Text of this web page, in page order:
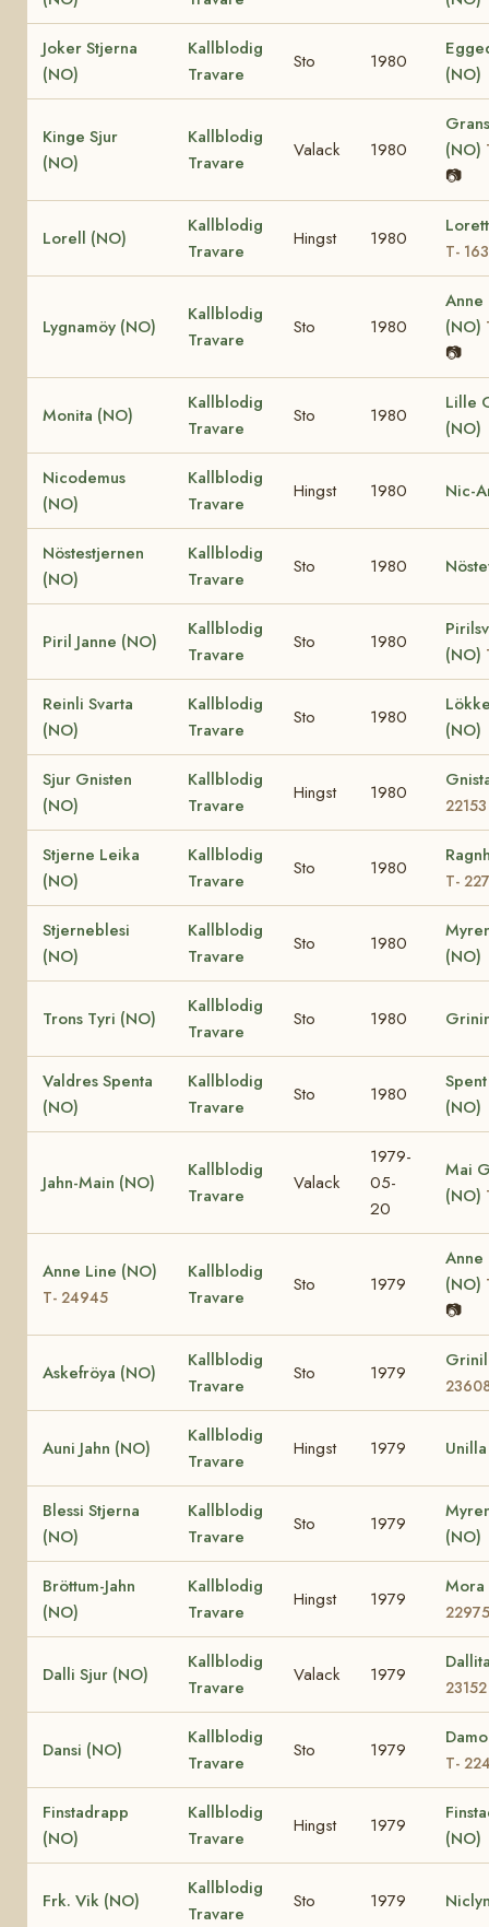
Joker Stjerna
(NO)
Kallblodig
Travare
Sto 1980
(NO)
Kinge Sjur
(NO)
Kallblodig
Travare
Valack 1980
(NO)
📷
Lorell (NO)
Kallblodig
Travare
Hingst 1980
T-
Lygnamöy (NO)
Kallblodig
Travare
Sto 1980
Anne
(NO)
📷
Monita (NO)
Kallblodig
Travare
Sto 1980
Lille
(NO)
Nicodemus
(NO)
Kallblodig
Travare
Hingst 1980 Nic-
Nöstestjernen
(NO)
Kallblodig
Travare
Sto 1980
Piril Janne (NO)
Kallblodig
Travare
Sto 1980
(NO)
Reinli Svarta
(NO)
Kallblodig
Travare
Sto 1980
(NO)
Sjur Gnisten
(NO)
Kallblodig
Travare
Hingst 1980
22153
Stjerne Leika
(NO)
Kallblodig
Travare
Sto 1980
T-
Stjerneblesi
(NO)
Kallblodig
Travare
Sto 1980
(NO)
Trons Tyri (NO)
Kallblodig
Travare
Sto 1980
Valdres Spenta
(NO)
Kallblodig
Travare
Sto 1980
(NO)
Jahn-Main (NO)
Kallblodig
Travare
Valack
1979-
05-
20
Mai
(NO)
Anne Line (NO)
T- 24945
Kallblodig
Travare
Sto 1979
Anne
(NO)
📷
Askefröya (NO)
Kallblodig
Travare
Sto 1979
Auni Jahn (NO)
Kallblodig
Travare
Hingst 1979
Blessi Stjerna
(NO)
Kallblodig
Travare
Sto 1979
(NO)
Bröttum-Jahn
(NO)
Kallblodig
Travare
Hingst 1979
22975
Dalli Sjur (NO)
Kallblodig
Travare
Valack 1979
23152
Dansi (NO)
Kallblodig
Travare
Sto 1979
T-
Finstadrapp
(NO)
Kallblodig
Travare
Hingst 1979
(NO)
Frk. Vik (NO)
Kallblodig
Travare
Sto 1979